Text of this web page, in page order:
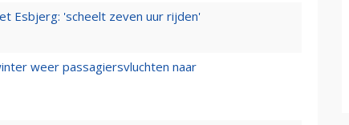
Esbjerg: 'scheelt zeven uur rijden'
weer passagiersvluchten naar